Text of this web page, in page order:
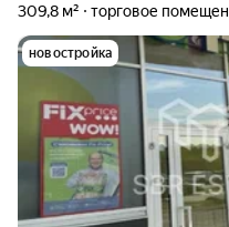
309,8 м² торговое
новостройка